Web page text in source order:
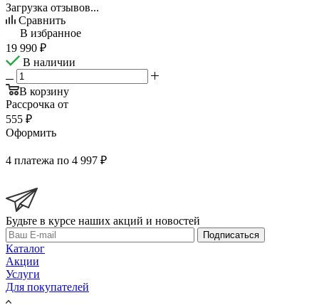
Загрузка отзывов...
Сравнить
В избранное
19 990 ₽
В наличии
В корзину
Рассрочка от
555 ₽
Оформить
4 платежа по 4 997 ₽
Будьте в курсе наших акций и новостей
Подписаться
Каталог
Акции
Услуги
Для покупателей